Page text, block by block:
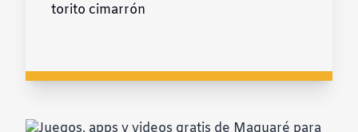
torito cimarrón